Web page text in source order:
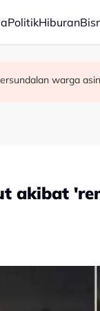
PolitikHiburan
PDRM, LHDN
sokongwarga
akibat